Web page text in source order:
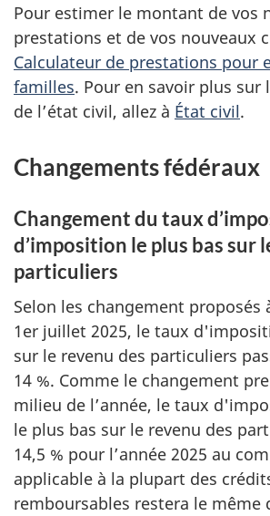
Pour estimer le montant de vos
prestations et de vos nouveaux
Calculateur de prestations pour
familles. Pour en savoir plus sur
de l’état civil, allez à État civil.
Changements fédéraux
Changement du taux
d’imposition le plus bas sur
particuliers
Selon les changement proposés
1er juillet 2025, le taux
sur le revenu des particuliers
14 %. Comme le changement
milieu de l’année, le taux
le plus bas sur le revenu des
14,5 % pour l’année 2025 au
applicable à la plupart des
remboursables restera le même